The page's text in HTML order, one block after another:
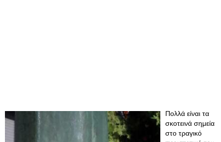
Πολλά είναι τα
σκοτεινά σημεία
στο τραγικό